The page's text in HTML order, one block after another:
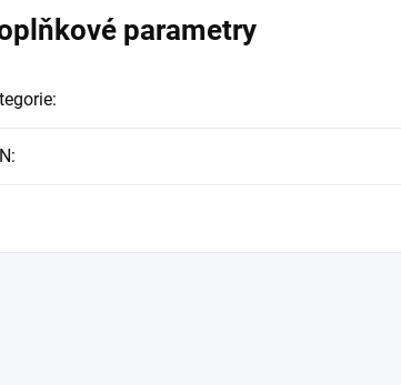
parametry
:
: